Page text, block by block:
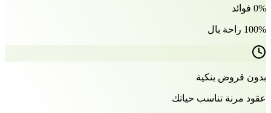
0% فوائد
100% راحة بال
بدون قروض بنكية
عقود مرنة تناسب حياتك